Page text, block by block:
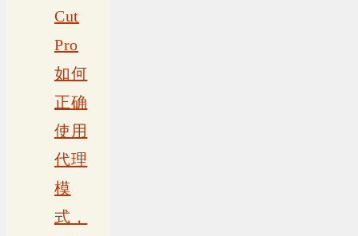
Cut
Pro
如何
正确
使用
代理
模
式，